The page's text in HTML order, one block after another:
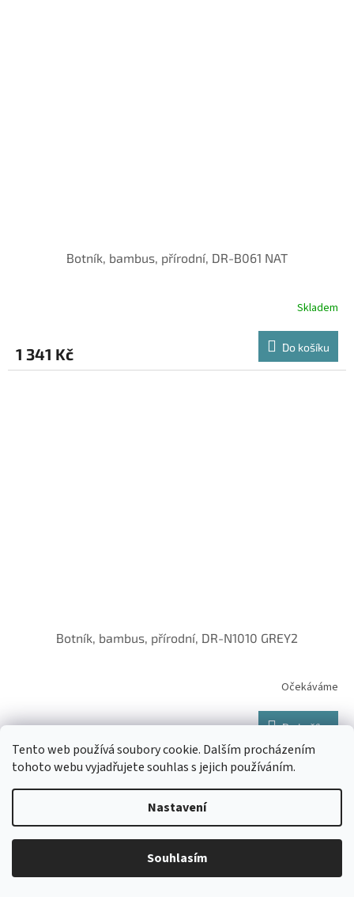
Tento web používá soubory cookie. Dalším procházením
tohoto webu vyjadřujete souhlas s jejich používáním.
Nastavení
Souhlasím
Botník, bambus, přírodní, DR-B061 NAT
Skladem
1 341 Kč Do košíku
Botník, bambus, přírodní, DR-N1010 GREY2
Očekáváme
Do košíku
O
v
l
á
d
t
r
á
n
k
o
1 28
735položek celkem
NAHORU